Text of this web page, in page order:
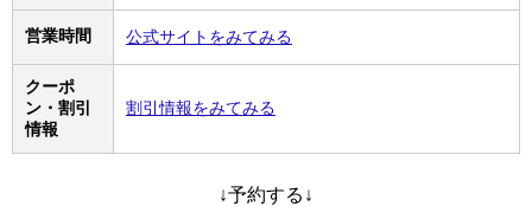
営業時間 公式サイトをみてみる
クーポ
ン・割引
情報
割引情報をみてみる
↓予約する↓